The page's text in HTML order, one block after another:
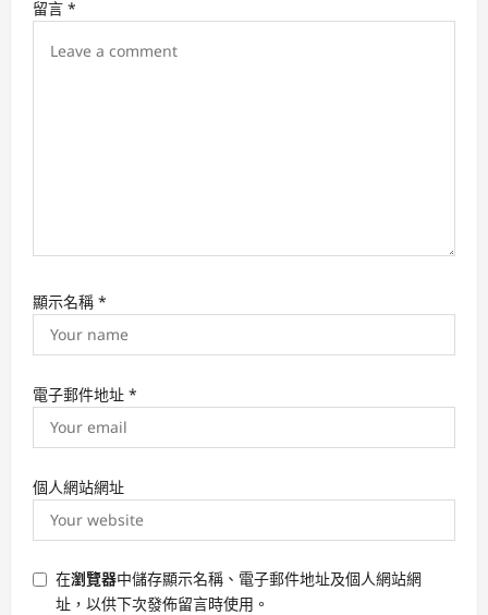
i
留言 *
顯示名稱 *
電子郵件地址 *
個人網站網址
在瀏覽器中儲存顯示名稱、電子郵件地址及個人網站網
址，以供下次發佈留言時使用。